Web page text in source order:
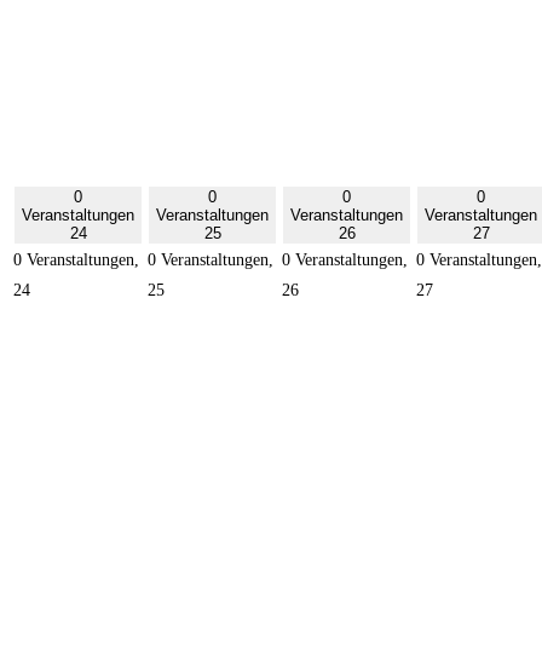
0
Veranstaltungen
24
0 Veranstaltungen,
24
0
Veranstaltungen
25
0 Veranstaltungen,
25
0
Veranstaltungen
26
0 Veranstaltungen,
26
0
Veranstaltungen
27
0 Veranstaltungen,
27